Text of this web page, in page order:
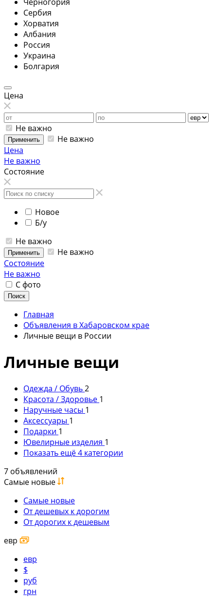
Сербия
Хорватия
Албания
Россия
Украина
Болгария
Цена
Не важно
Применить
Не важно
Цена
Не важно
Состояние
Новое
Б/у
Не важно
Применить
Не важно
Состояние
Не важно
С фото
Поиск
Главная
Объявления в Хабаровском крае
Личные вещи в России
Личные вещи
Одежда / Обувь2
Красота / Здоровье 1
Наручные часы 1
Аксессуары 1
Подарки 1
Ювелирные изделия 1
Показать ещё 4 категории
7 объявлений
Самые новые
Самые новые
От дешевых к дорогим
От дорогих к дешевым
евр
евр
$
руб
грн